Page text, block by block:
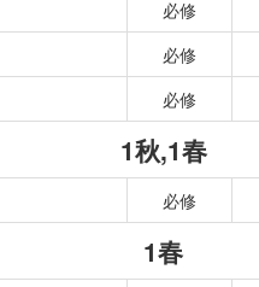
必修
必修
必修
1秋,1春
必修
1春